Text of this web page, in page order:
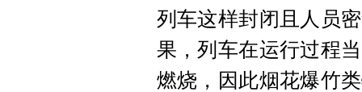
列车这样封闭且人员
果，列车在运行过程
燃烧，因此烟花爆竹